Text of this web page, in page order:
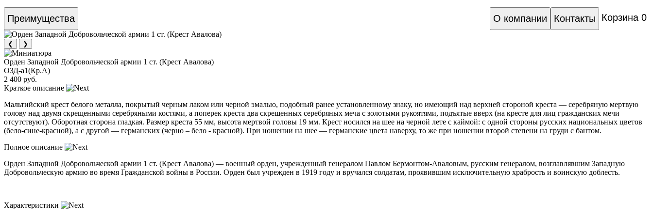
Преимущества Корзина 0
Контакты
О компании
❮ ❯
Орден Западной Добровольческой армии 1 ст. (Крест Авалова)
ОЗД-a1(Кр.А)
2 400 руб.
Краткое описание
Мальтийский крест белого металла, покрытый черным лаком или черной эмалью, подобный ранее установленному знаку, но имеющий над верхней стороной креста — серебряную мертвую
голову над двумя скрещенными серебряными костями, а поперек креста два скрещенных серебряных меча с золотыми рукоятями, подъятые вверх (на кресте для лиц гражданских мечи
отсутствуют). Оборотная сторона гладкая. Размер креста 55 мм, высота мертвой головы 19 мм. Крест носился на шее на черной лете с каймой: с одной стороны русских национальных цветов
(бело-сине-красной), а с другой — германских (черно – бело - красной). При ношении на шее — германские цвета наверху, то же при ношении второй степени на груди с бантом.
Полное описание
Орден Западной Добровольческой армии 1 ст. (Крест Авалова) — военный орден, учрежденный генералом Павлом Бермонтом-Аваловым, русским генералом, возглавлявшим Западную
Добровольческую армию во время Гражданской войны в России. Орден был учрежден в 1919 году и вручался солдатам, проявившим исключительную храбрость и воинскую доблесть.
Характеристики